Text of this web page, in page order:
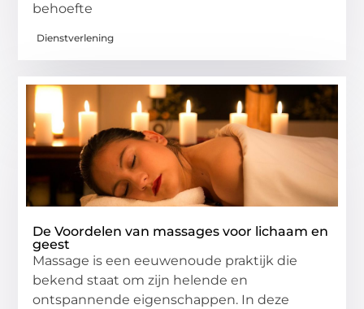
behoefte
Dienstverlening
De Voordelen van massages voor lichaam en
geest
Massage is een eeuwenoude praktijk die
bekend staat om zijn helende en
ontspannende eigenschappen. In deze